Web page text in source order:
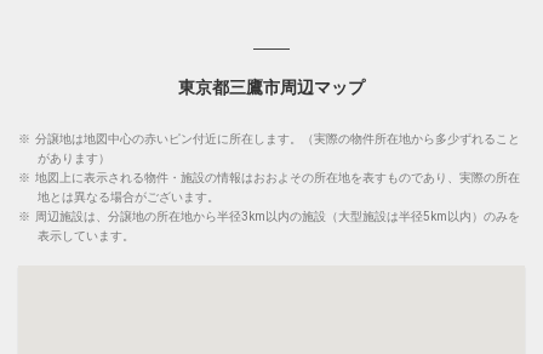
東京都三鷹市周辺マップ
※ 分譲地は地図中心の赤いピン付近に所在します。（実際の物件所在地から多少ずれること
があります）
※ 地図上に表示される物件・施設の情報はおおよその所在地を表すものであり、実際の所在
地とは異なる場合がございます。
※
周辺施設は、分譲地の所在地から半径3km以内の施設（大型施設は半径5km以内）のみを
表示しています。